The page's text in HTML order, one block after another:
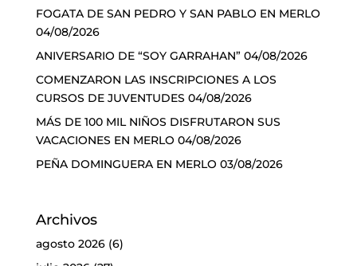
FOGATA DE SAN PEDRO Y SAN PABLO EN MERLO
04/08/2026
ANIVERSARIO DE “SOY GARRAHAN” 04/08/2026
COMENZARON LAS INSCRIPCIONES A LOS
CURSOS DE JUVENTUDES 04/08/2026
MÁS DE 100 MIL NIÑOS DISFRUTARON SUS
VACACIONES EN MERLO 04/08/2026
PEÑA DOMINGUERA EN MERLO 03/08/2026
Archivos
agosto 2026(6)